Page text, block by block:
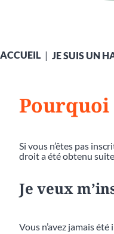
ACCUEIL JE SUIS UN
Pourquoi
Si vous n’êtes pas
droit a été obtenu
Je veux
Vous n’avez jamais